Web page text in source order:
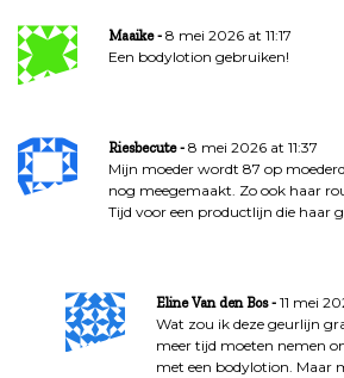
Maaike
8 mei 2026 at 11:17
Een bodylotion gebruiken!
Riesbecute
8 mei 2026 at 11:37
Mijn moeder wordt 87 op
nog meegemaakt. Zo ook haar
Tijd voor een productlijn die haar
Eline Van den Bos
11 mei
Wat zou ik deze geurlijn
meer tijd moeten nemen
met een bodylotion. Maar